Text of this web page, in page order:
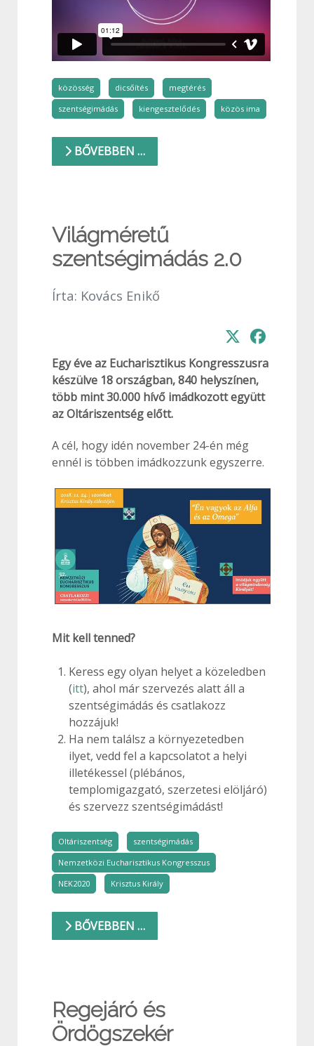
közösség dicsőítés
megtérés
szentségimádás
kiengesztelődés közös ima
BŐVEBBEN …
Világméretű
szentségimádás 2.0
Írta: Kovács Enikő
Egy éve az Eucharisztikus Kongresszusra
készülve 18 országban, 840 helyszínen,
több mint 30.000 hívő imádkozott együtt
az Oltáriszentség előtt.
A cél, hogy idén november 24-én még
ennél is többen imádkozzunk egyszerre.
Mit kell tenned?
Keress egy olyan helyet a közeledben
(itt), ahol már szervezés alatt áll a
szentségimádás és csatlakozz
hozzájuk!
Ha nem találsz a környezetedben
ilyet, vedd fel a kapcsolatot a helyi
illetékessel (plébános,
templomigazgató, szerzetesi elöljáró)
és szervezz szentségimádást!
Oltáriszentség
szentségimádás
Nemzetközi Eucharisztikus Kongresszus
NEK2020
Krisztus Király
BŐVEBBEN …
Regejáró és
Ördögszekér